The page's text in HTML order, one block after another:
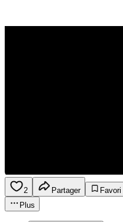
2 Partager
Favori
Plus